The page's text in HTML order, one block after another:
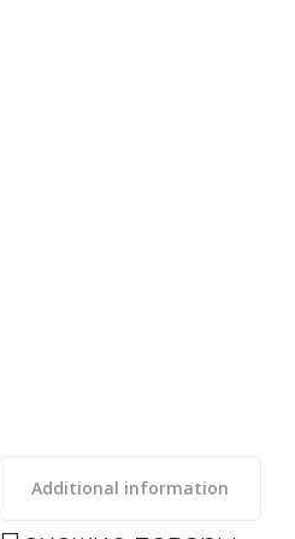
Additional information